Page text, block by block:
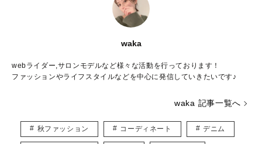
waka
webライダー,サロンモデルなど様々な活動を行っております！
ファッションやライフスタイルなどを中心に発信していきたいです♪
waka 記事一覧へ
秋ファッション コーディネート デニム